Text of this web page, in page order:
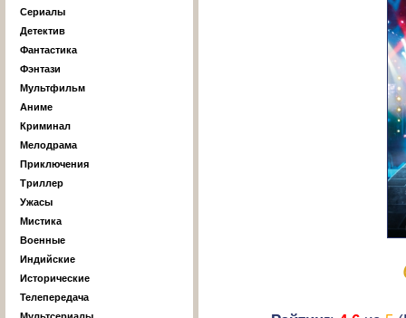
Сериалы
Детектив
Фантастика
Фэнтази
Мультфильм
Аниме
Криминал
Мелодрама
Приключения
Триллер
Ужасы
Мистика
Военные
Индийские
Исторические
Телепередача